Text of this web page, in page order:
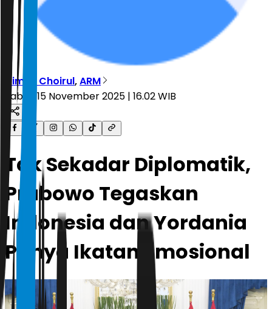
Dimas Choirul,ARM
Sabtu, 15 November 2025 | 16.02 WIB
Tak Sekadar Diplomatik,
Prabowo Tegaskan
Indonesia dan Yordania
Punya Ikatan Emosional